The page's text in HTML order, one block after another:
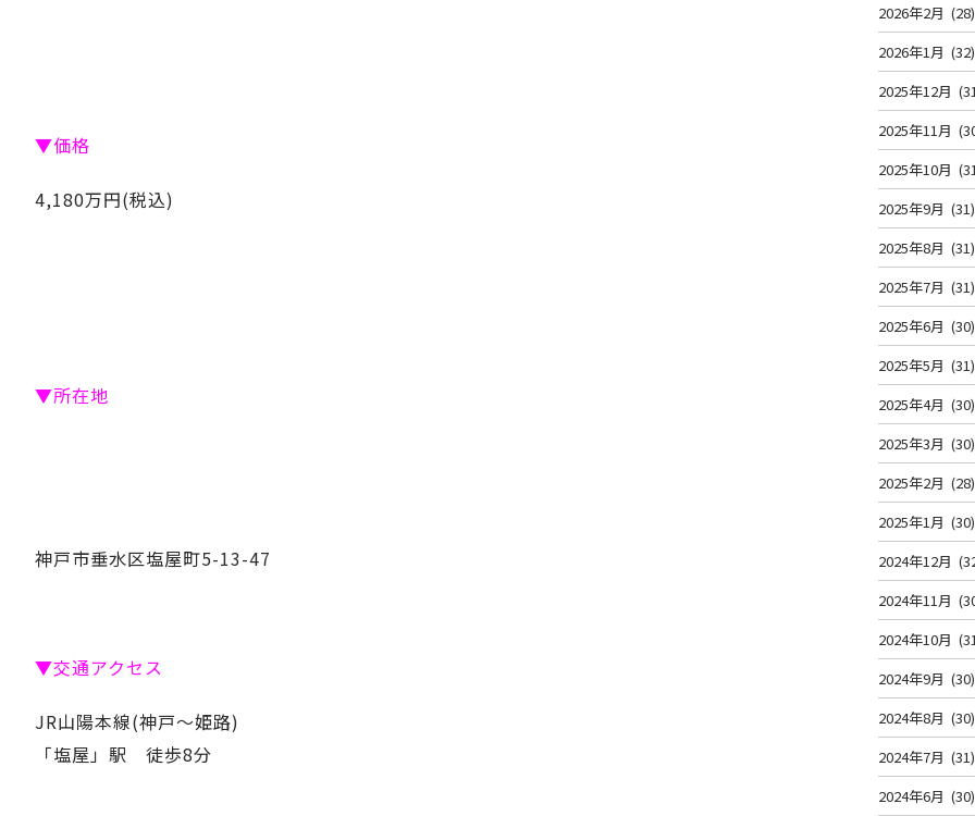
▼価格
4,180万円(税込)
▼所在地
神戸市垂水区塩屋町5-13-47
▼交通アクセス
JR山陽本線(神戸～姫路)
「塩屋」駅 徒歩8分
2026年2月 (28)
2026年1月 (32)
2025年12月
2025年11月
2025年10月
2025年9月 (31)
2025年8月 (31)
2025年7月 (31)
2025年6月 (30)
2025年5月 (31)
2025年4月 (30)
2025年3月 (30)
2025年2月 (28)
2025年1月 (30)
2024年12月
2024年11月
2024年10月
2024年9月 (30)
2024年8月 (30)
2024年7月 (31)
2024年6月 (30)